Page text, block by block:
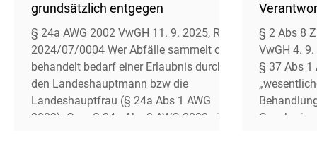
grundsätzlich entgegen
§ 24a AWG 2002 VwGH 11. 9. 2025, Ro
2024/07/0004 Wer Abfälle sammelt oder
behandelt bedarf einer Erlaubnis durch
den Landeshauptmann bzw die
Landeshauptfrau (§ 24a Abs 1 AWG
2002). Gem § 24a Abs 2 AWG 2002 sind
§ 2 Abs 8
VwGH 4.
§ 37 Abs 1